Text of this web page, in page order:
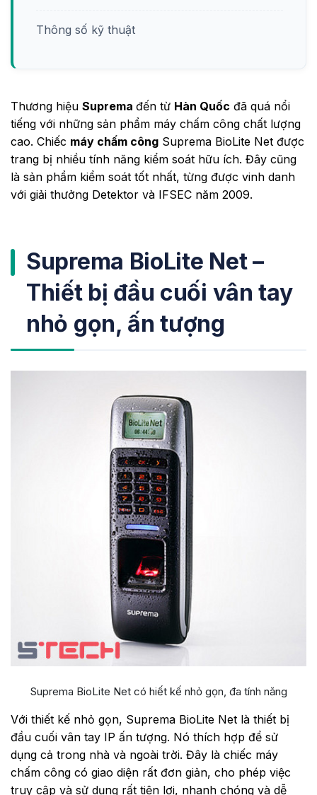
Thông số kỹ thuật
Thương hiệu Suprema đến từ Hàn Quốc đã quá nổi
tiếng với những sản phẩm máy chấm công chất lượng
cao. Chiếc máy chấm công Suprema BioLite Net được
trang bị nhiều tính năng kiểm soát hữu ích. Đây cũng
là sản phẩm kiểm soát tốt nhất, từng được vinh danh
với giải thưởng Detektor và IFSEC năm 2009.
Suprema BioLite Net –
Thiết bị đầu cuối vân tay
nhỏ gọn, ấn tượng
Suprema BioLite Net có hiết kế nhỏ gọn, đa tính năng
Với thiết kế nhỏ gọn, Suprema BioLite Net là thiết bị
đầu cuối vân tay IP ấn tượng. Nó thích hợp để sử
dụng cả trong nhà và ngoài trời. Đây là chiếc máy
chấm công có giao diện rất đơn giản, cho phép việc
truy cập và sử dụng rất tiện lợi, nhanh chóng và dễ